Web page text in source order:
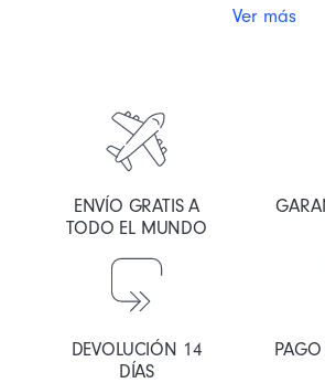
Ver más
ENVÍO GRATIS A
TODO EL MUNDO
DEVOLUCIÓN 14
DÍAS